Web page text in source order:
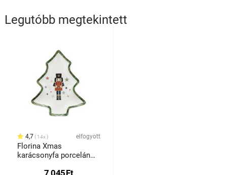
Legutóbb megtekintett
4,7 14x elfogyott
Florina Xmas
karácsonyfa porcelán
7 045Ft